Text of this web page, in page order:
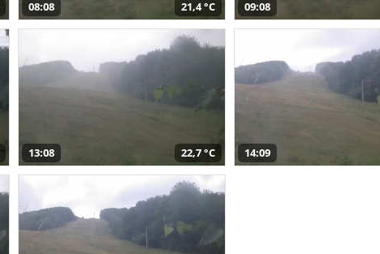
08:08 21,4 °C 09:08
13:08 22,7 °C 14:09